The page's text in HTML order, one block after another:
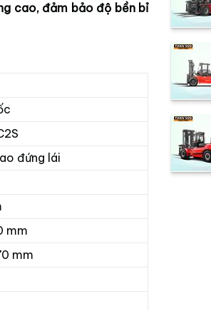
cao, đảm bảo độ bền bỉ
đứng lái
mm
mm